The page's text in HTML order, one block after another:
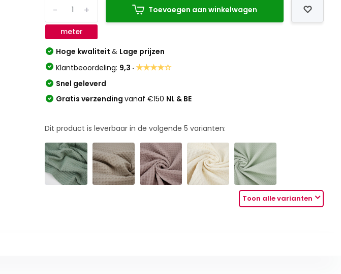
+
-
meter
Toevoegen aan winkelwagen
Hoge kwaliteit& Lage prijzen
Klantbeoordeling: 9,3 ·★★★★☆
Snel geleverd
Gratis verzendingvanaf €150 NL & BE
Dit product is leverbaar in de volgende5 varianten:
Toon alle varianten